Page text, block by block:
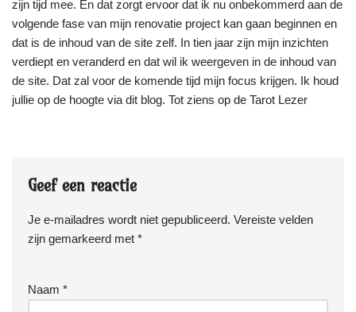
zijn tijd mee. En dat zorgt ervoor dat ik nu onbekommerd aan de
volgende fase van mijn renovatie project kan gaan beginnen en
dat is de inhoud van de site zelf. In tien jaar zijn mijn inzichten
verdiept en veranderd en dat wil ik weergeven in de inhoud van
de site. Dat zal voor de komende tijd mijn focus krijgen. Ik houd
jullie op de hoogte via dit blog. Tot ziens op de Tarot Lezer
Geef een reactie
Je e-mailadres wordt niet gepubliceerd. Vereiste velden
zijn gemarkeerd met *
Naam *